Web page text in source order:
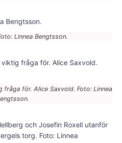
Linnea Bengtsson.
fråga för. Alice Saxvold. Foto: Linnea